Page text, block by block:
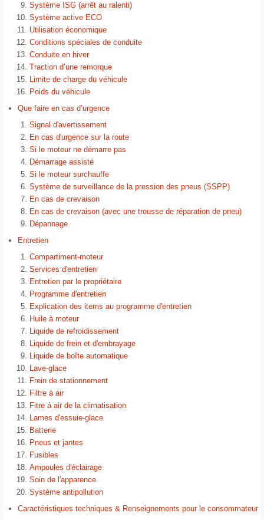
Système ISG (arrêt au ralenti)
Système active ECO
Utilisation économique
Conditions spéciales de conduite
Conduite en hiver
Traction d’une remorque
Limite de charge du véhicule
Poids du véhicule
Que faire en cas d’urgence
Signal d'avertissement
En cas d'urgence sur la route
Si le moteur ne démarre pas
Démarrage assisté
Si le moteur surchauffe
Système de surveillance de la pression des pneus (SSPP)
En cas de crevaison
En cas de crevaison (avec une trousse de réparation de pneu)
Dépannage
Entretien
Compartiment-moteur
Services d'entretien
Entretien par le propriétaire
Programme d'entretien
Explication des items au programme d'entretien
Huile à moteur
Liquide de refroidissement
Liquide de frein et d'embrayage
Liquide de boîte automatique
Lave-glace
Frein de stationnement
Filtre à air
Fitre á air de la climatisation
Lames d'essuie-glace
Batterie
Pneus et jantes
Fusibles
Ampoules d'éclairage
Soin de l'apparence
Système antipollution
Caractéristiques techniques & Renseignements pour le consommateur